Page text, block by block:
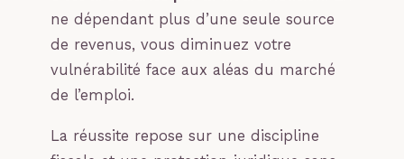
ne dépendant plus d’une seule source
de revenus, vous diminuez votre
vulnérabilité face aux aléas du marché
de l’emploi.
La réussite repose sur une discipline